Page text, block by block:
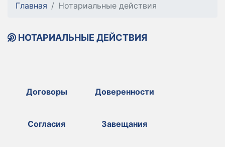
Главная Нотариальные действия
НОТАРИАЛЬНЫЕ ДЕЙСТВИЯ
Договоры Доверенности
Согласия Завещания